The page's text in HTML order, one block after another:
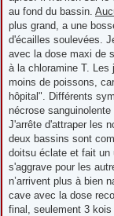
au fond du bassin.
plus grand, a une
d'écailles soulevées.
avec la dose maxi de
à la chloramine T.
moins de poissons,
hôpital". Différents
nécrose
J'arrête d'attraper les
deux bassins sont
doitsu éclate et fait un
s'aggrave pour les
n’arrivent plus à bien
cave avec la dose
final, seulement 3 kois